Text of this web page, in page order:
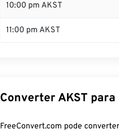
10:00 pm AKST
11:00 pm AKST
Converter AKST
FreeConvert.com pode